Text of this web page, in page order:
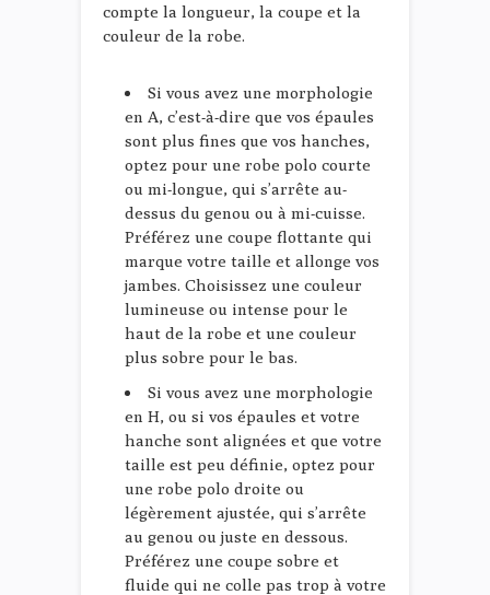
compte la longueur, la coupe et la
couleur de la robe.
Si vous avez une morphologie
en A, c’est-à-dire que vos épaules
sont plus fines que vos hanches,
optez pour une robe polo courte
ou mi-longue, qui s’arrête au-
dessus du genou ou à mi-cuisse.
Préférez une coupe flottante qui
marque votre taille et allonge vos
jambes. Choisissez une couleur
lumineuse ou intense pour le
haut de la robe et une couleur
plus sobre pour le bas.
Si vous avez une morphologie
en H, ou si vos épaules et votre
hanche sont alignées et que votre
taille est peu définie, optez pour
une robe polo droite ou
légèrement ajustée, qui s’arrête
au genou ou juste en dessous.
Préférez une coupe sobre et
fluide qui ne colle pas trop à votre